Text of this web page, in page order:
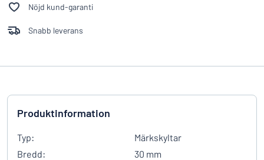
Nöjd kund-garanti
Snabb leverans
Produktinformation
Typ:
Märkskyltar
Bredd:
30 mm